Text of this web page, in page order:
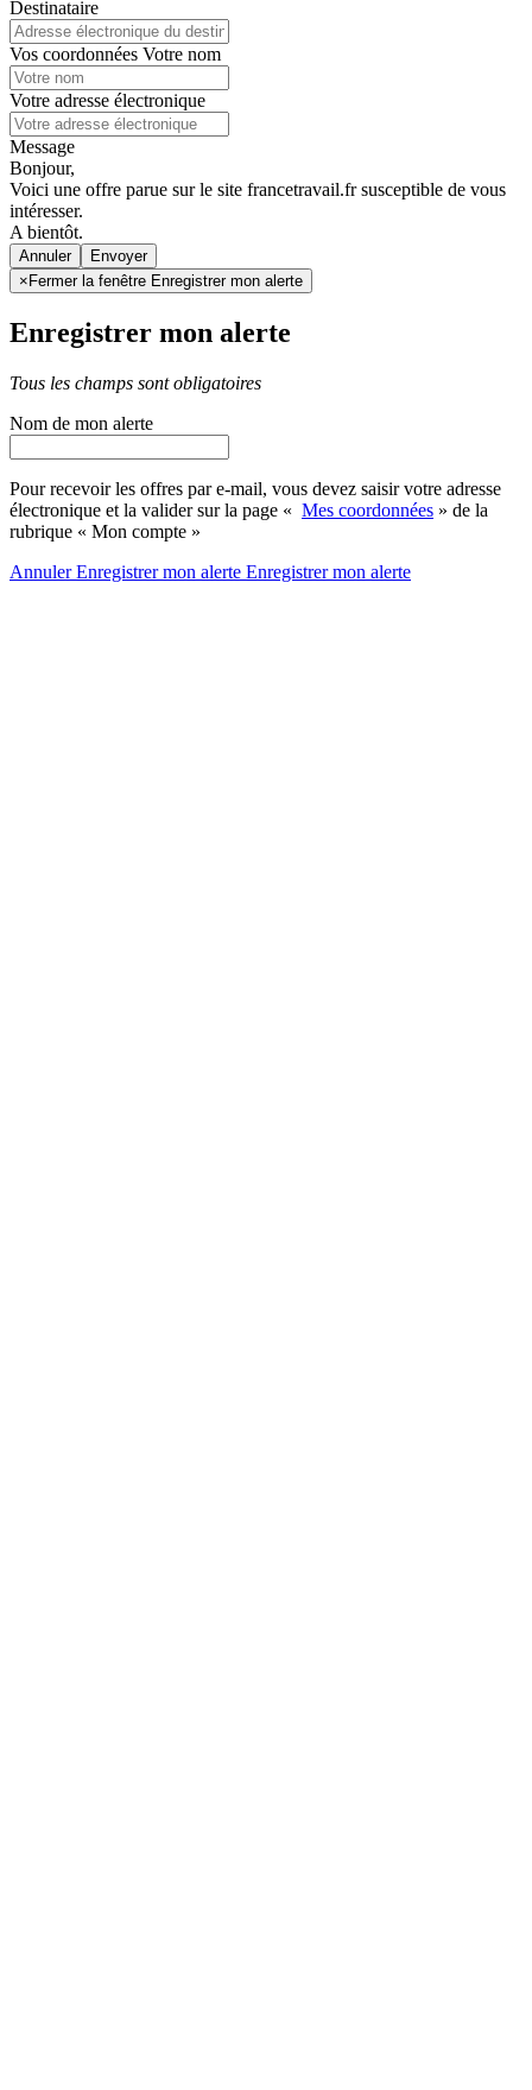
Destinataire
Vos coordonnées Votre nom
Votre adresse électronique
Message
Bonjour,
Voici une offre parue sur le site francetravail.fr susceptible de vous
intéresser.
A bientôt.
Annuler
× Fermer la fenêtre Enregistrer mon alerte
Enregistrer mon alerte
Tous les champs sont obligatoires
Nom de mon alerte
Pour recevoir les offres par e-mail, vous devez saisir votre adresse
électronique et la valider sur la page « Mes coordonnées » de la
rubrique « Mon compte »
AnnulerEnregistrer mon alerte Enregistrermon alerte